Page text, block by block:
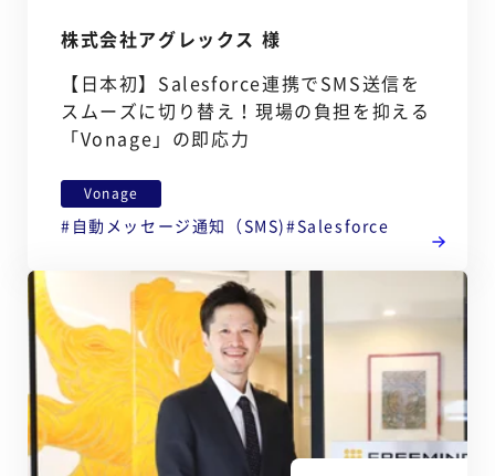
株式会社アグレックス 様
【日本初】Salesforce連携でSMS送信を
スムーズに切り替え！現場の負担を抑える
「Vonage」の即応力
Vonage
自動メッセージ通知（SMS) Salesforce